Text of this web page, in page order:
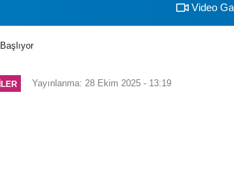
Video
Yayınlanma: 28 Ekim 2025 - 13:19